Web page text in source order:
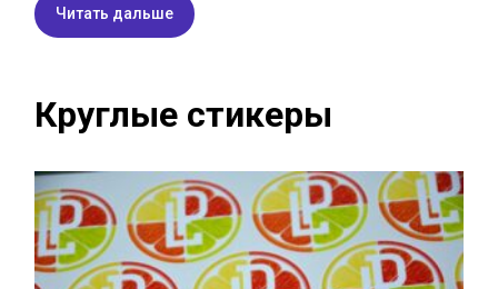
Читать дальше
Круглые стикеры